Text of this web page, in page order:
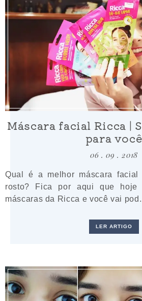
Máscara facial Ricca |
para você
06 . 09 . 2018
Qual é a melhor máscara
rosto? Fica por aqui que
máscaras da Ricca e você vai
LER ARTIGO